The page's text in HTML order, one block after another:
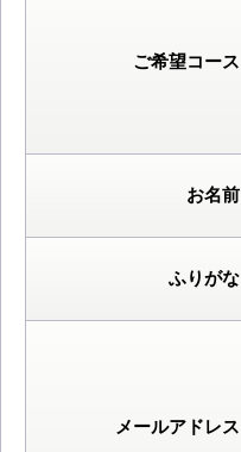
ご希望コース
お名前
ふりがな
メールアドレス